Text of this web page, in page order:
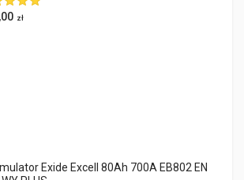
zł
Exide Excell 80Ah 700A EB802 EN